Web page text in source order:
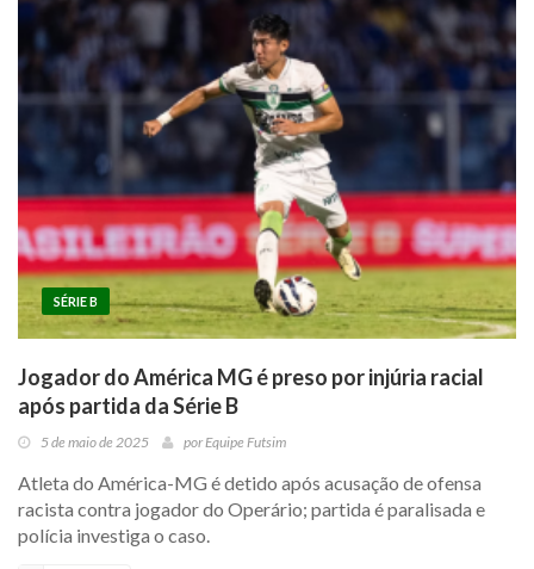
SÉRIE B
Jogador do América MG é preso por injúria racial
após partida da Série B
5 de maio de 2025 porEquipe Futsim
Atleta do América-MG é detido após acusação de ofensa
racista contra jogador do Operário; partida é paralisada e
polícia investiga o caso.